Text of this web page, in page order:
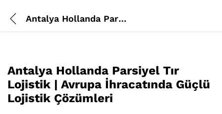
Antalya Hollanda Parsiyel Tır Lojistik
Antalya Hollanda Parsiyel Tır
Lojistik | Avrupa İhracatında Güçlü
Lojistik Çözümleri